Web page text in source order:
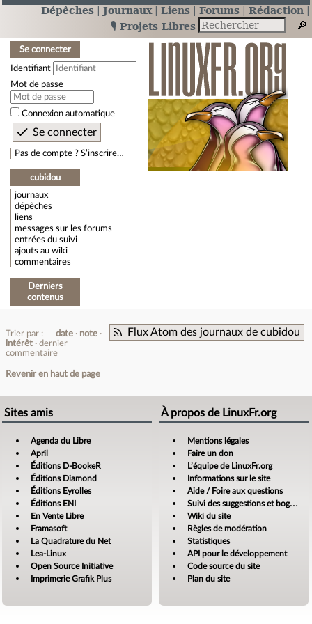
Dépêches Journaux Liens Forums
Rédaction
🎙️ Projets Libres
Se connecter
Identifiant
Mot de passe
Connexion automatique
Pas de compte ? S’inscrire…
cubidou
journaux
dépêches
liens
messages sur les forums
entrées du suivi
ajouts au wiki
commentaires
Derniers
contenus
Flux Atom des journaux de cubidou
Trier par : date
note
intérêt
dernier
commentaire
Revenir en haut de page
Sites amis
Agenda du Libre
April
Éditions D-BookeR
Éditions Diamond
Éditions Eyrolles
Éditions ENI
En Vente Libre
Framasoft
La Quadrature du Net
Lea-Linux
Open Source Initiative
Imprimerie Grafik Plus
À propos de LinuxFr.org
Mentions légales
Faire un don
L’équipe de LinuxFr.org
Informations sur le site
Aide / Foire aux questions
Suivi des suggestions et bogues
Wiki du site
Règles de modération
Statistiques
API pour le développement
Code source du site
Plan du site